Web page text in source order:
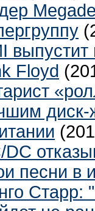
Floyd
диск-
песни в
Старр: